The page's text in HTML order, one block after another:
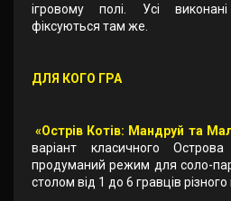
ігровому полі. Усі
фіксуються там же.
ДЛЯ КОГО ГРА
«Острів Котів: Мандруй та
варіант класичного
продуманий режим для соло-
столом від 1 до 6 гравців різного